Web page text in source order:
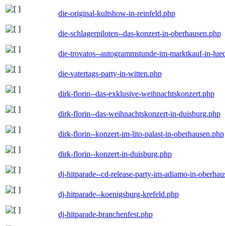
die-original-kultshow-in-reinfeld.php
die-schlagerpiloten--das-konzert-in-oberhausen.php
die-trovatos--autogrammstunde-im-marktkauf-in-
die-vatertags-party-in-witten.php
dirk-florin--das-exklusive-weihnachtskonzert.php
dirk-florin--das-weihnachtskonzert-in-duisburg.php
dirk-florin--konzert-im-lito-palast-in-oberhausen.php
dirk-florin--konzert-in-duisburg.php
dj-hitparade--cd-release-party-im-adiamo-in-
dj-hitparade--koenigsburg-krefeld.php
dj-hitparade-branchenfest.php